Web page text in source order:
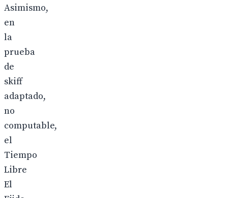
Asimismo,
en
la
prueba
de
skiff
adaptado,
no
computable,
el
Tiempo
Libre
El